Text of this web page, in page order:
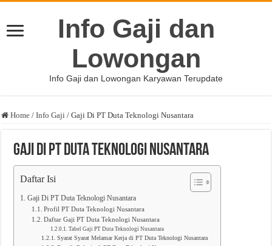
Info Gaji dan
Lowongan
Info Gaji dan Lowongan Karyawan Terupdate
Home / Info Gaji / Gaji Di PT Duta Teknologi Nusantara
Gaji Di PT Duta Teknologi Nusantara
Daftar Isi
Gaji Di PT Duta Teknologi Nusantara
Profil PT Duta Teknologi Nusantara
Daftar Gaji PT Duta Teknologi Nusantara
Tabel Gaji PT Duta Teknologi Nusantara
Syarat Syarat Melamar Kerja di PT Duta Teknologi Nusantara